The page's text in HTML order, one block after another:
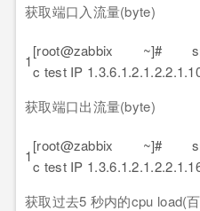
获取端口入流量(byte)
1
[root@zabbix
c test IP
获取端口出流量(byte)
1
[root@zabbix
c test IP
获取过去5 秒内的cpu load(